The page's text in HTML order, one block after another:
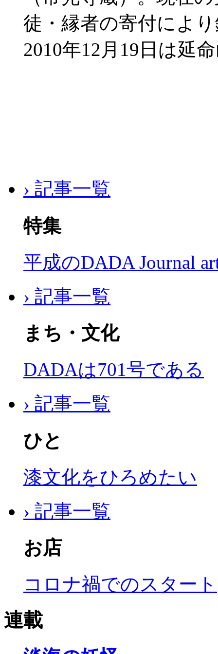
徒・縁者の寄付によ
2010年12月19日は
› 記事一覧
特集
平成のDADA Journal
› 記事一覧
まち・文化
DADAは701号である
› 記事一覧
ひと
漆文化をひろめたい
› 記事一覧
お店
コロナ禍でのスタート
連載